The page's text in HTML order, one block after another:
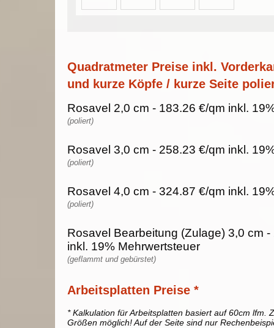
Quadratmeter Preise inkl.
und kurze Köpfe / kurze Seite
Rosavel 2,0 cm - 183.26 €/qm inkl.
(poliert)
Rosavel 3,0 cm - 258.23 €/qm inkl.
(poliert)
Rosavel 4,0 cm - 324.87 €/qm inkl.
(poliert)
Rosavel Bearbeitung (Zulage) 3,0 cm
inkl. 19% Mehrwertsteuer
(geflammt und gebürstet)
Arbeitsplatten Preise *
* Kalkulation für Arbeitsplatten basiert auf 60cm lfm.
Größen möglich! Auf der Seite sind nur